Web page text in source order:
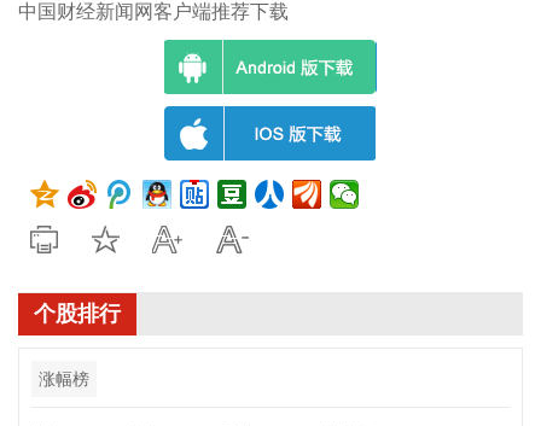
中国财经新闻网客户端推荐下载
个股排行
涨幅榜